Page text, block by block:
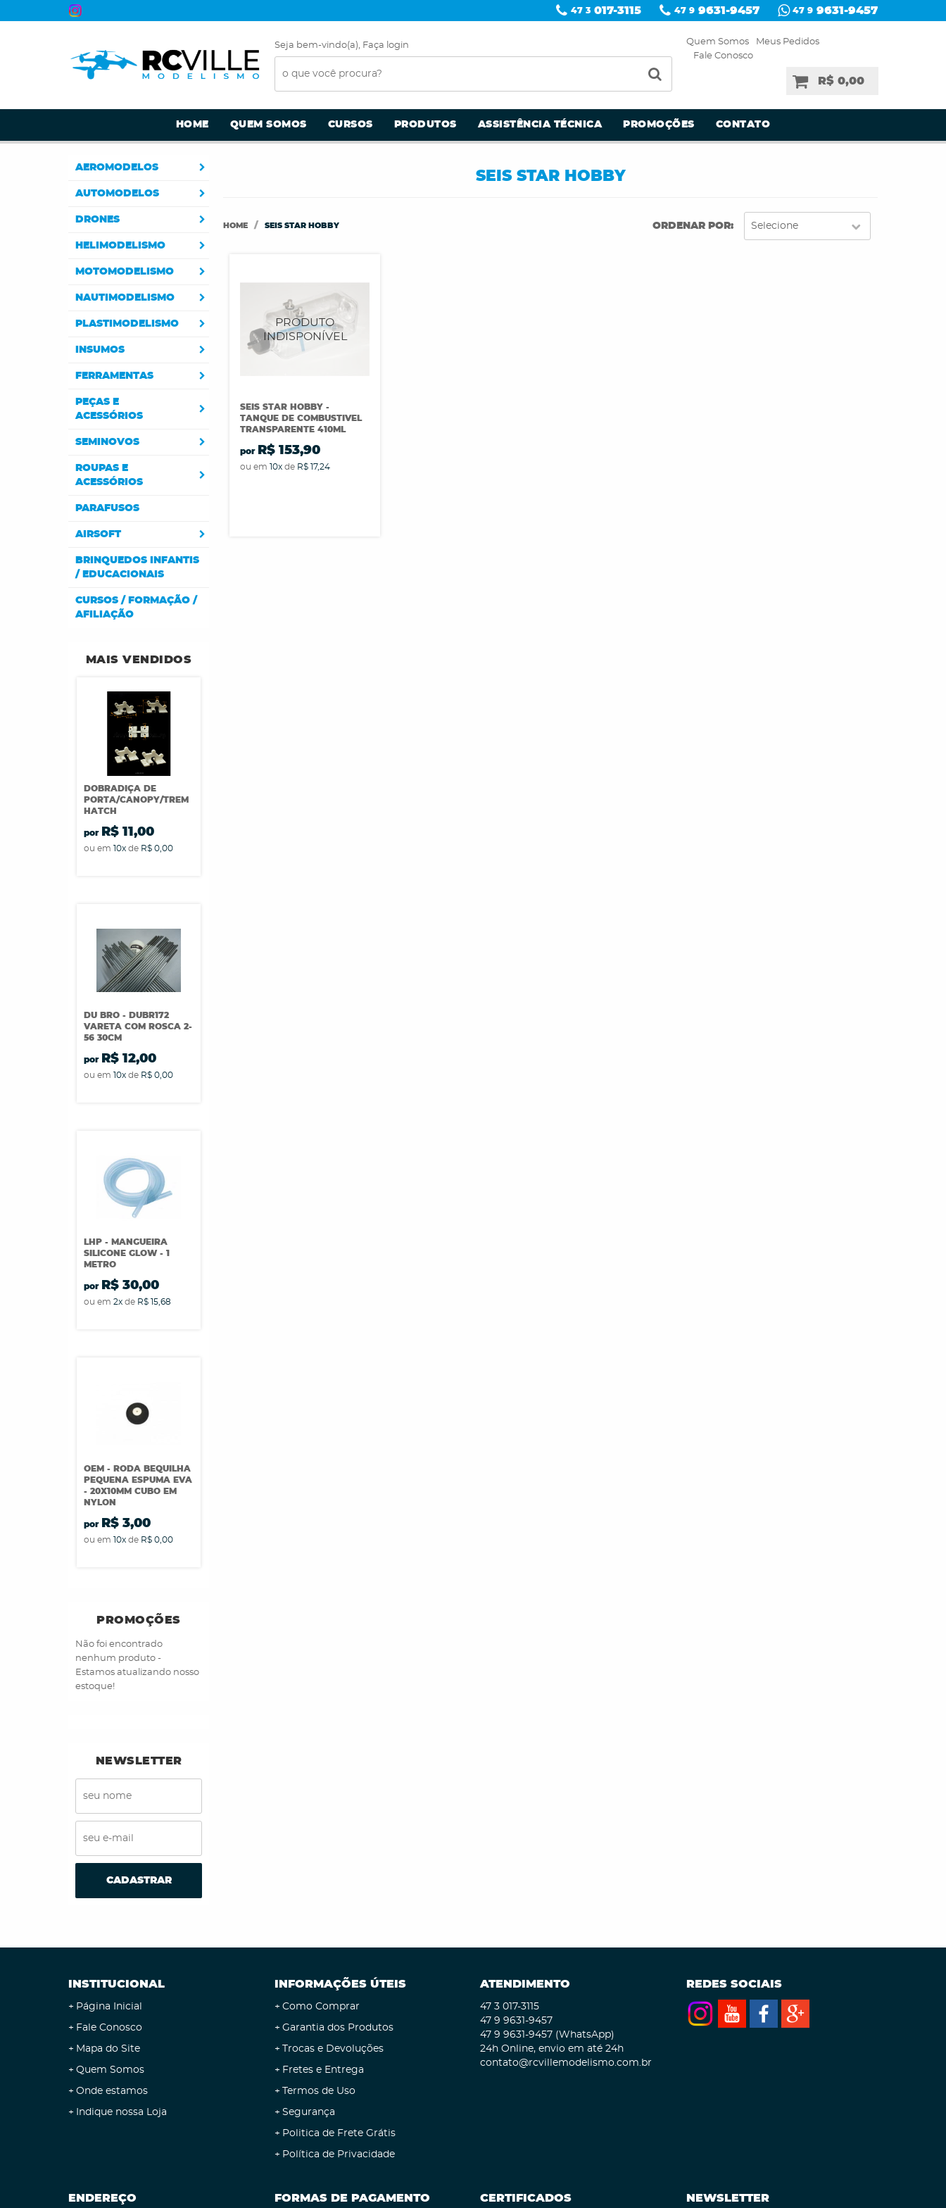
47 3 017-3115 47 9 9631-9457 47 9 9631-9457
Seja bem-vindo(a), Faça login Quem Somos
Meus Pedidos
Fale Conosco
R$ 0,00
HOME QUEM SOMOS CURSOS PRODUTOS ASSISTÊNCIA TÉCNICA PROMOÇÕES CONTATO
AEROMODELOS
AUTOMODELOS
DRONES
HELIMODELISMO
MOTOMODELISMO
NAUTIMODELISMO
PLASTIMODELISMO
INSUMOS
FERRAMENTAS
PEÇAS E
ACESSÓRIOS
SEMINOVOS
ROUPAS E
ACESSÓRIOS
PARAFUSOS
AIRSOFT
BRINQUEDOS INFANTIS
/ EDUCACIONAIS
CURSOS / FORMAÇÃO /
AFILIAÇÃO
MAIS VENDIDOS
DOBRADIÇA DE
PORTA/CANOPY/TREM
HATCH
por R$ 11,00
ou em 10xde R$ 0,00
DU BRO - DUBR172
VARETA COM ROSCA 2-
56 30CM
por R$ 12,00
ou em 10xde R$ 0,00
LHP - MANGUEIRA
SILICONE GLOW - 1
METRO
por R$ 30,00
ou em 2xde R$ 15,68
OEM - RODA BEQUILHA
PEQUENA ESPUMA EVA
- 20X10MM CUBO EM
NYLON
por R$ 3,00
ou em 10xde R$ 0,00
PROMOÇÕES
Não foi encontrado
nenhum produto -
Estamos atualizando nosso
estoque!
NEWSLETTER
CADASTRAR
SEIS STAR HOBBY
HOME SEIS STAR HOBBY ORDENAR POR Selecione
SEIS STAR HOBBY -
TANQUE DE COMBUSTIVEL
TRANSPARENTE 410ML
por R$ 153,90
ou em10x de R$ 17,24
INSTITUCIONAL
Página Inicial
Fale Conosco
Mapa do Site
Quem Somos
Onde estamos
Indique nossa Loja
INFORMAÇÕES ÚTEIS
Como Comprar
Garantia dos Produtos
Trocas e Devoluções
Fretes e Entrega
Termos de Uso
Segurança
Politica de Frete Grátis
Política de Privacidade
ATENDIMENTO
47 3 017-3115
47 9 9631-9457
47 9 9631-9457 (WhatsApp)
24h Online, envio em até 24h
contato@rcvillemodelismo.com.br
REDES SOCIAIS
ENDEREÇO FORMAS DE PAGAMENTO CERTIFICADOS NEWSLETTER